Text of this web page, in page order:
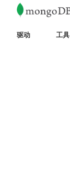
驱动 工具